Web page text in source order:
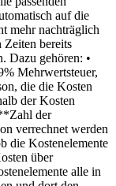
auf die
mehr nachträglich
bereits
Dazu gehören: •
Mehrwertsteuer,
die die Kosten
der Kosten
der
verrechnet werden
die Kostenelemente
über
alle in